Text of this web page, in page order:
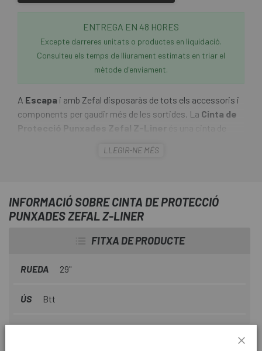
ENTREGA EN 48 HORES
Excepte darreres unitats o productes en liquidació.
Consulteu els temps de lliurament estimats en triar el
mètode d'enviament.
A Escapa i amb Zefal disposaràs de tots els accessoris i
components per gaudir més de les sortides. La Cinta de
Protecció Punxades Zefal Z-Liner
protecció contra les punxades. LaCinta de Protecció
LLEGIR-NE MÉS
INFORMACIÓ SOBRE CINTA DE PROTECCIÓ
PUNXADES ZEFAL Z-LINER
FITXA DE PRODUCTE
RUEDA 29"
ÚS Btt